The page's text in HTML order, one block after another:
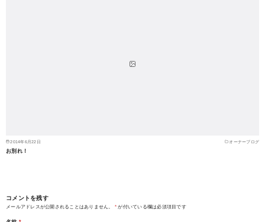
2014年6月22日 オーナーブログ
お別れ！
コメントを残す
メールアドレスが公開されることはありません。 * が付いている欄は必須項目です